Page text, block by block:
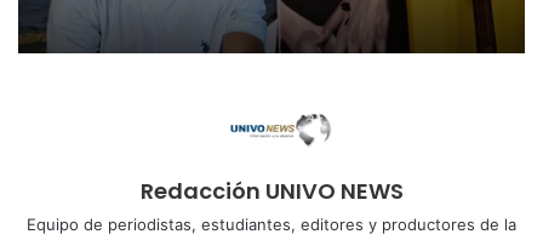
Redacción UNIVO NEWS
Equipo de periodistas, estudiantes, editores y productores de la